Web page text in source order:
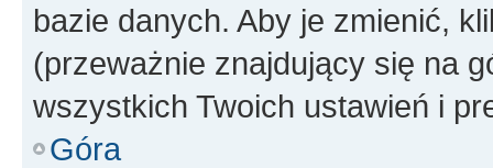
bazie danych. Aby je zmienić,
(przeważnie znajdujący się na
wszystkich Twoich ustawień i
Góra